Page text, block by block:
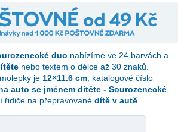
duo nabízíme ve 24 barvách a
nebo textem o délce až 30 znaků.
je 12×11.6 cm , katalogové číslo
auto se jménem dítěte - Sourozenecké
řidiče na přepravované dítě v autě